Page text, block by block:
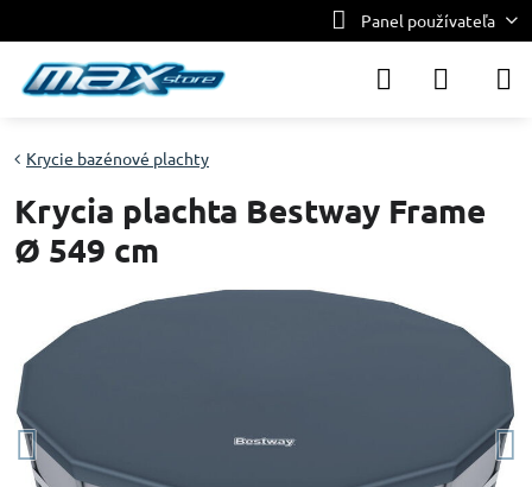
Panel používateľa
Krycie bazénové plachty
Krycia plachta Bestway Frame
Ø 549 cm